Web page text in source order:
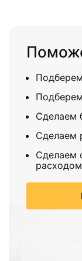
Сделаем
Сделаем
Сделаем